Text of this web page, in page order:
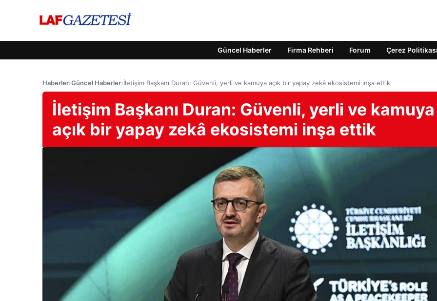
Güncel Haberler Firma Rehberi Forum Çerez Politikası
Haberler›Güncel Haberler›İletişim Başkanı Duran: Güvenli, yerli ve kamuya açık bir yapay zekâ ekosistemi inşa ettik
İletişim Başkanı Duran: Güvenli, yerli ve kamuya
açık bir yapay zekâ ekosistemi inşa ettik